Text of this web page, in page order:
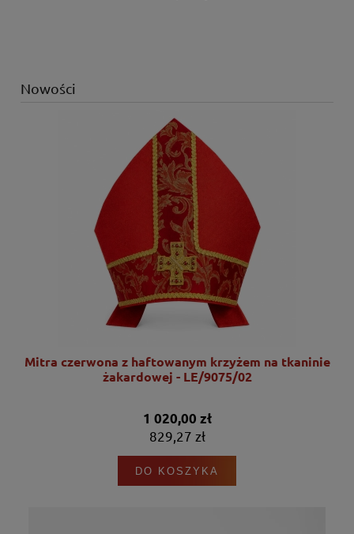
Nowości
Mitra czerwona z haftowanym krzyżem na tkaninie
żakardowej - LE/9075/02
1 020,00 zł
829,27 zł
DO KOSZYKA